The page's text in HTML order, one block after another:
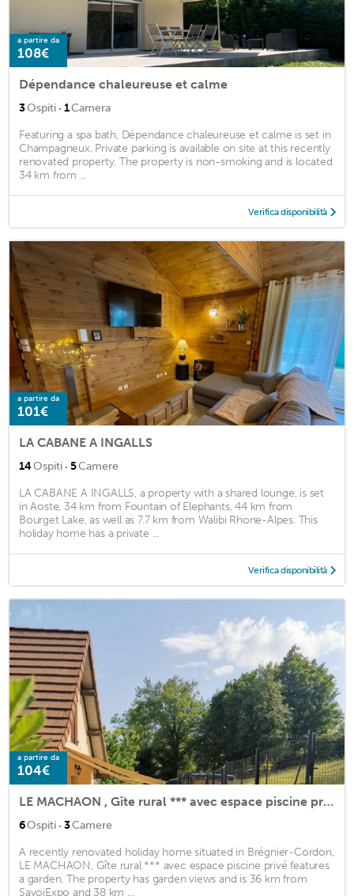
a partire da
108€
Dépendance chaleureuse et calme
3Ospiti · 1Camera
Featuring a spa bath, Dépendance chaleureuse et calme is set in
Champagneux. Private parking is available on site at this recently
renovated property. The property is non-smoking and is located
34 km from ...
Verifica disponibilità
a partire da
101€
LA CABANE A INGALLS
14Ospiti · 5Camere
LA CABANE A INGALLS, a property with a shared lounge, is set
in Aoste, 34 km from Fountain of Elephants, 44 km from
Bourget Lake, as well as 7.7 km from Walibi Rhone-Alpes. This
holiday home has a private ...
Verifica disponibilità
a partire da
104€
LE MACHAON , Gîte rural *** avec espace piscine privé
6Ospiti · 3Camere
A recently renovated holiday home situated in Brégnier-Cordon,
LE MACHAON, Gîte rural *** avec espace piscine privé features
a garden. The property has garden views and is 36 km from
SavoiExpo and 38 km ...